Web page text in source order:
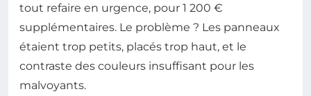
tout refaire en urgence, pour 1 200 €
supplémentaires. Le problème ? Les panneaux
étaient trop petits, placés trop haut, et le
contraste des couleurs insuffisant pour les
malvoyants.